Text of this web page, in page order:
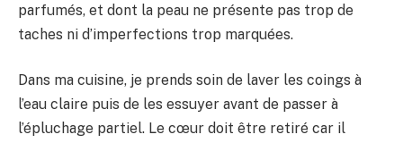
parfumés, et dont la peau ne présente pas trop de
taches ni d’imperfections trop marquées.
Dans ma cuisine, je prends soin de laver les coings à
l’eau claire puis de les essuyer avant de passer à
l’épluchage partiel. Le cœur doit être retiré car il